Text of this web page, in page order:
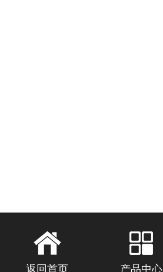
返回首页 产品中心